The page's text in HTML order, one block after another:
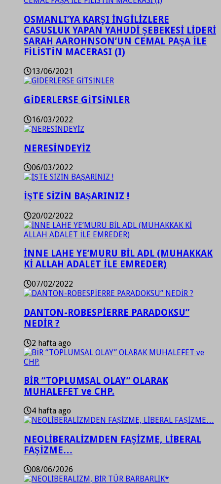
OSMANLI’YA KARŞI İNGİLİZLERE
CASUSLUK YAPAN YAHUDİ ŞEBEKESİ LİDERİ
SARAH AAROHNSON’UN CEMAL PAŞA İLE
FİLİSTİN MACERASI (I)
13/06/2021
GİDERLERSE GİTSİNLER
16/03/2022
NERESİNDEYİZ
06/03/2022
İŞTE SİZİN BAŞARINIZ !
20/02/2022
İNNE LAHE YE’MURU BİL ADL (MUHAKKAK
Kİ ALLAH ADALET İLE EMREDER)
07/02/2022
DANTON-ROBESPİERRE PARADOKSU”
NEDİR ?
2 hafta ago
BİR “TOPLUMSAL OLAY” OLARAK
MUHALEFET ve CHP.
4 hafta ago
NEOLİBERALİZMDEN FAŞİZME, LİBERAL
FAŞİZME…
08/06/2026